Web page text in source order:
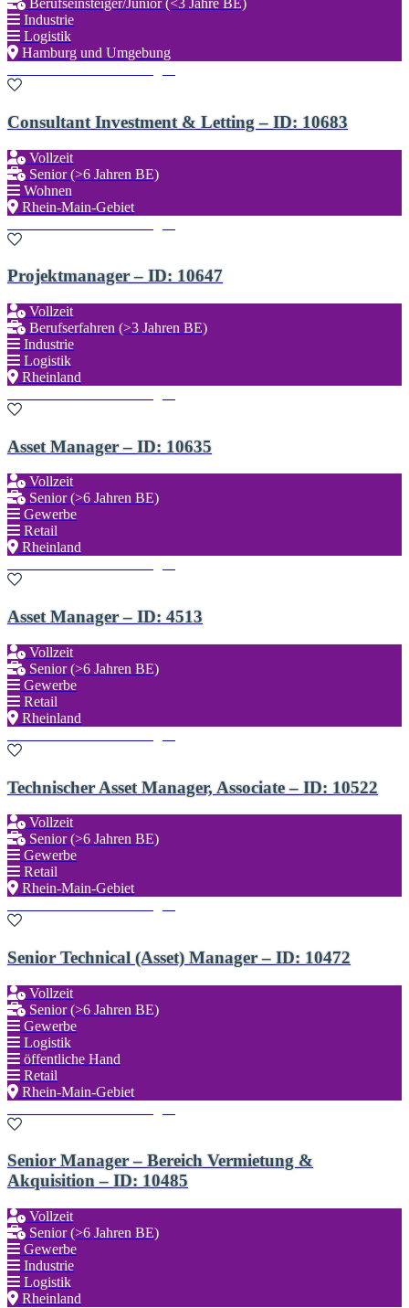
Berufseinsteiger/Junior (<3 Jahre BE)
Industrie
Logistik
Hamburg und Umgebung
Consultant Investment & Letting – ID: 10683
Vollzeit
Senior (>6 Jahren BE)
Wohnen
Rhein-Main-Gebiet
Projektmanager – ID: 10647
Vollzeit
Berufserfahren (>3 Jahren BE)
Industrie
Logistik
Rheinland
Asset Manager – ID: 10635
Vollzeit
Senior (>6 Jahren BE)
Gewerbe
Retail
Rheinland
Asset Manager – ID: 4513
Vollzeit
Senior (>6 Jahren BE)
Gewerbe
Retail
Rheinland
Technischer Asset Manager, Associate – ID: 10522
Vollzeit
Senior (>6 Jahren BE)
Gewerbe
Retail
Rhein-Main-Gebiet
Senior Technical (Asset) Manager – ID: 10472
Vollzeit
Senior (>6 Jahren BE)
Gewerbe
Logistik
öffentliche Hand
Retail
Rhein-Main-Gebiet
Senior Manager – Bereich Vermietung &
Akquisition – ID: 10485
Vollzeit
Senior (>6 Jahren BE)
Gewerbe
Industrie
Logistik
Rheinland